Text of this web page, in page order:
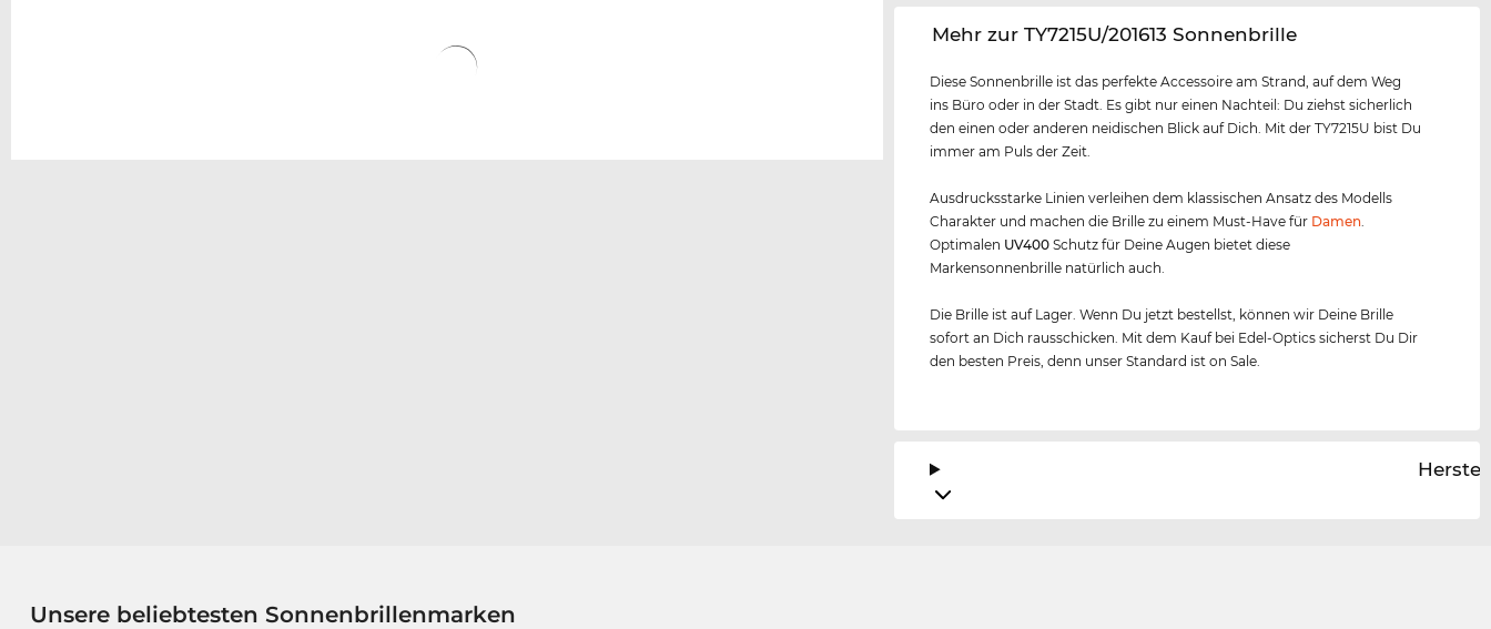
‌Mehr zur TY7215U/201613 Sonnenbrille
Diese Sonnenbrille ist das perfekte Accessoire am Strand, auf dem Weg
ins Büro oder in der Stadt. Es gibt nur einen Nachteil: Du ziehst sicherlich
den einen oder anderen neidischen Blick auf Dich. Mit der TY7215U bist Du
immer am Puls der Zeit.
Ausdrucksstarke Linien verleihen dem klassischen Ansatz des Modells
Charakter und machen die Brille zu einem Must-Have für Damen
Optimalen UV400 Schutz für Deine Augen bietet diese
Markensonnenbrille natürlich auch.
Die Brille ist auf Lager. Wenn Du jetzt bestellst, können wir Deine Brille
sofort an Dich rausschicken. Mit dem Kauf bei Edel-Optics sicherst Du Dir
den besten Preis, denn unser Standard ist on Sale.
Unsere beliebtesten Sonnenbrillenmarken